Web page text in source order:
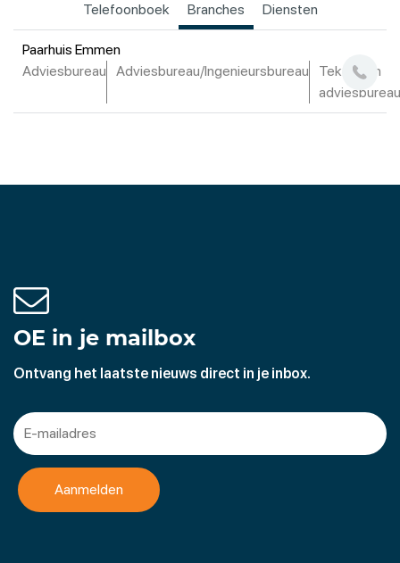
Telefoonboek Branches Diensten
Paarhuis Emmen
Adviesbureau
Adviesbureau/Ingenieursbureau
Teken- en
adviesbureau
OE in je mailbox
Ontvang het laatste nieuws direct in je inbox.